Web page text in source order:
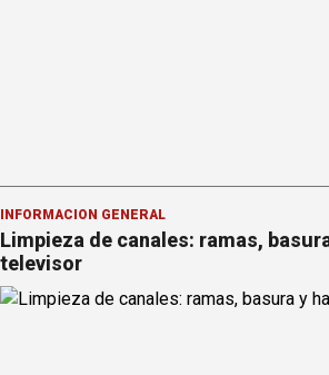
INFORMACION GENERAL
Limpieza de canales: ramas,
televisor